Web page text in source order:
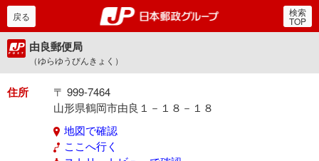
郵便局・日本郵政グルー
戻る 検索
TOP
由良郵便局
（ゆらゆうびんきょく）
住所
〒 999-7464
山形県鶴岡市由良１－１８－１８
地図で確認
ここへ行く